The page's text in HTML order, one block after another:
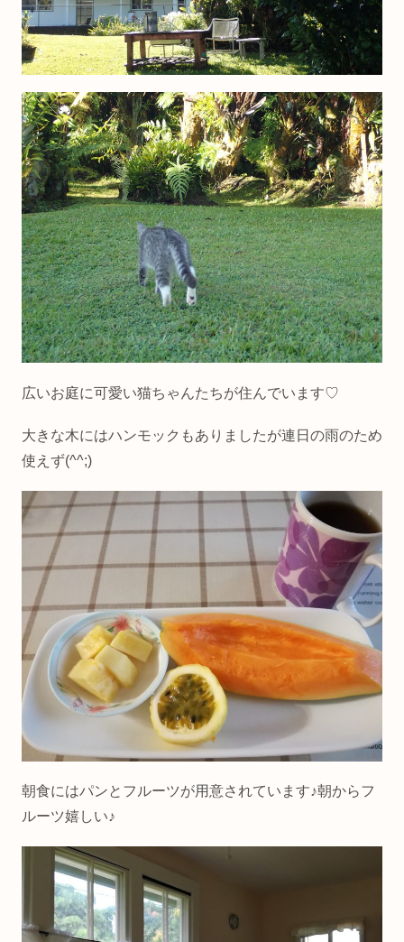
広いお庭に可愛い猫ちゃんたちが住んでいます♡
大きな木にはハンモックもありましたが連日の雨のため
使えず(^^;)
朝食にはパンとフルーツが用意されています♪朝からフ
ルーツ嬉しい♪